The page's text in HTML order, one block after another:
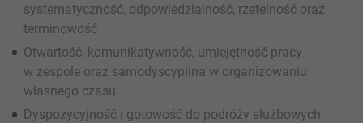
systematyczność, odpowiedzialność, rzetelność oraz
terminowość
Otwartość, komunikatywność, umiejętność pracy
w zespole oraz samodyscyplina w organizowaniu
własnego czasu
Dyspozycyjność i gotowość do podróży służbowych